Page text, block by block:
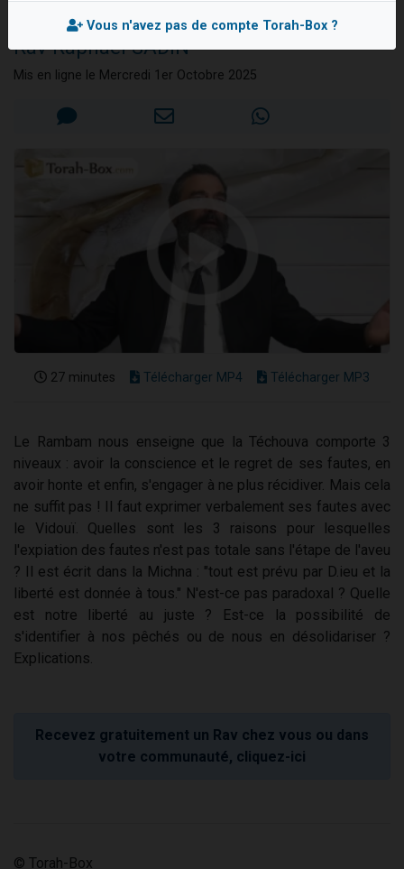
conscience
Rav Raphaël SADIN
Mis en ligne le Mercredi 1er Octobre 2025
27 minutes Télécharger MP4 Télécharger MP3
Le Rambam nous enseigne que la Téchouva comporte 3
niveaux : avoir la conscience et le regret de ses fautes, en
avoir honte et enfin, s'engager à ne plus récidiver. Mais cela
ne suffit pas ! Il faut exprimer verbalement ses fautes avec
le Vidouï. Quelles sont les 3 raisons pour lesquelles
l'expiation des fautes n'est pas totale sans l'étape de l'aveu
? Il est écrit dans la Michna : "tout est prévu par D.ieu et la
liberté est donnée à tous." N'est-ce pas paradoxal ? Quelle
est notre liberté au juste ? Est-ce la possibilité de
s'identifier à nos pêchés ou de nous en désolidariser ?
Explications.
Recevez gratuitement un Rav chez vous ou dans
votre communauté, cliquez-ici
© Torah-Box
Vous n'avez pas de compte Torah-Box ?